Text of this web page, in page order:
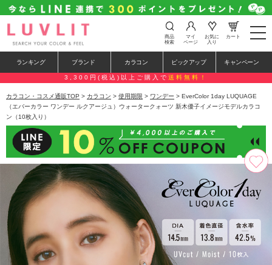
t
o
e
n
v
i
t
i
o
n
商品
検索
マイ
ページ
お気に
入り
カート
ランキング ブランド カラコン ピックアップ キャンペーン
3,300円(税込)以上ご購入で 送料無料！
カラコン・コスメ通販TOP > カラコン > 使用期限 > ワンデー > EverColor 1day LUQUAGE
（エバーカラー ワンデー ルクアージュ）ウォータークォーツ 新木優子イメージモデルカラコ
ン（10枚入り）